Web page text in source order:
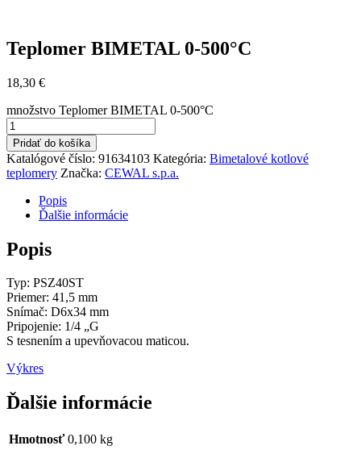
Teplomer BIMETAL 0-500°C
18,30 €
množstvo Teplomer BIMETAL 0-500°C
Pridať do košíka
Katalógové číslo: 91634103 Kategória: Bimetalové kotlové
teplomery Značka: CEWAL s.p.a.
Popis
Ďalšie informácie
Popis
Typ: PSZ40ST
Priemer: 41,5 mm
Snímač: D6x34 mm
Pripojenie: 1/4 „G
S tesnením a upevňovacou maticou.
Výkres
Ďalšie informácie
Hmotnosť 0,100 kg